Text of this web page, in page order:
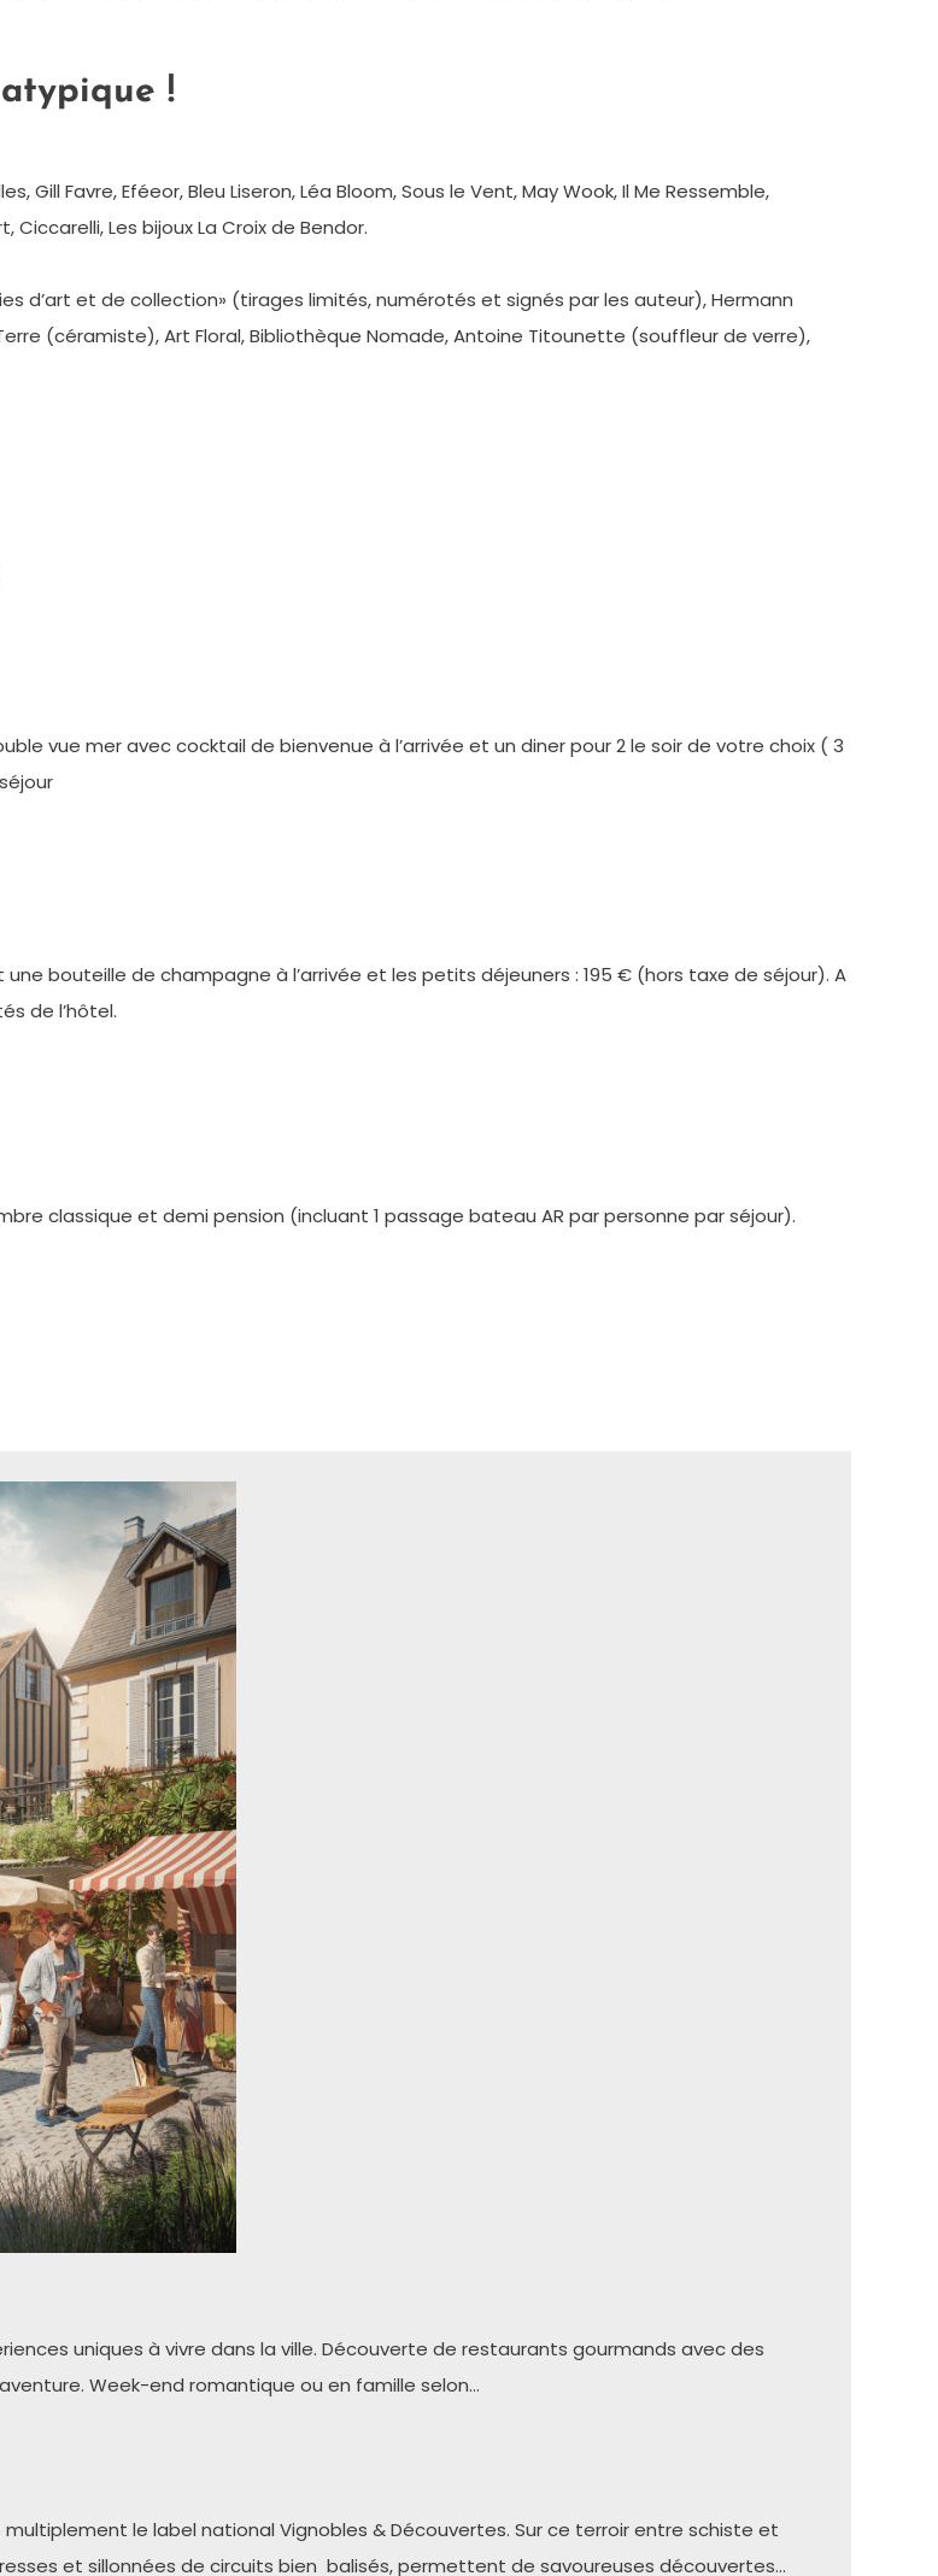
!
Gill Favre, Eféeor, Bleu Liseron, Léa Bloom, Sous le Vent, May Wook, Il Me Ressemble,
Ciccarelli, Les bijoux La Croix de Bendor.
d’art et de collection» (tirages limités, numérotés et signés par les auteur), Hermann
(céramiste), Art Floral, Bibliothèque Nomade, Antoine Titounette (souffleur de verre),
vue mer avec cocktail de bienvenue à l’arrivée et un diner pour 2 le soir de votre choix ( 3
bouteille de champagne à l’arrivée et les petits déjeuners : 195 € (hors taxe de séjour). A
de l’hôtel.
classique et demi pension (incluant 1 passage bateau AR par personne par séjour).
uniques à vivre dans la ville. Découverte de restaurants gourmands avec des
Week-end romantique ou en famille selon…
multiplement le label national Vignobles & Découvertes. Sur ce terroir entre schiste et
et sillonnées de circuits bien balisés, permettent de savoureuses découvertes…